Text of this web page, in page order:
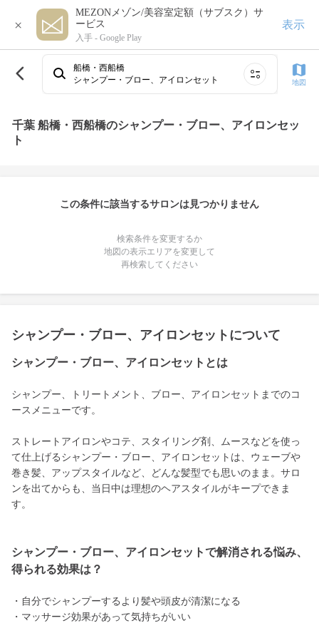
×
MEZONメゾン/美容室定額（サブスク）サ
ービス
入手 - Google Play
表示
船橋・西船橋
シャンプー・ブロー、アイロンセット
地図
千葉 船橋・西船橋のシャンプー・ブロー、アイロンセッ
ト
この条件に該当するサロンは見つかりません
検索条件を変更するか
地図の表示エリアを変更して
再検索してください
シャンプー・ブロー、アイロンセットについて
シャンプー・ブロー、アイロンセットとは
シャンプー、トリートメント、ブロー、アイロンセットまでのコ
ースメニューです。
ストレートアイロンやコテ、スタイリング剤、ムースなどを使っ
て仕上げるシャンプー・ブロー、アイロンセットは、ウェーブや
巻き髪、アップスタイルなど、どんな髪型でも思いのまま。サロ
ンを出てからも、当日中は理想のヘアスタイルがキープできま
す。
シャンプー・ブロー、アイロンセットで解消される悩み、
得られる効果は？
・自分でシャンプーするより髪や頭皮が清潔になる
・マッサージ効果があって気持ちがいい